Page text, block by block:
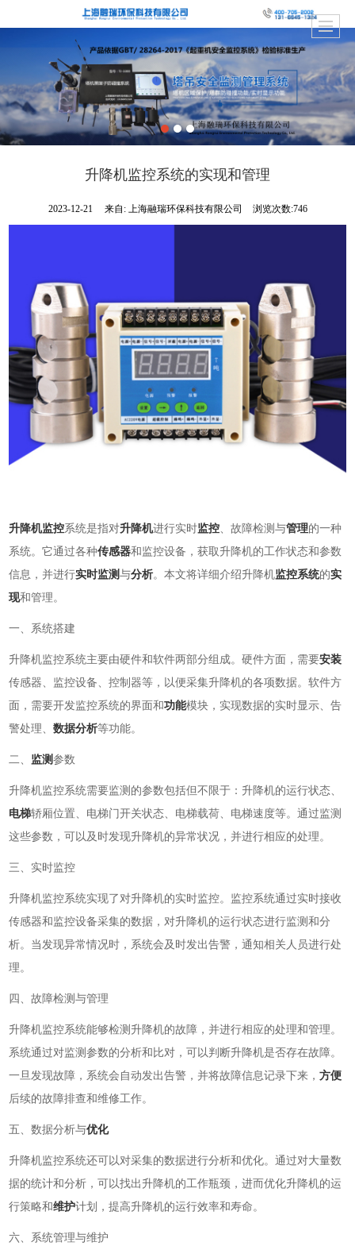
升降机监控系统的实现和管理
2023-12-21 来自: 上海融瑞环保科技有限公司 浏览次数:746
升降机监控系统是指对升降机进行实时监控、故障检测与管理的一种
系统。它通过各种传感器和监控设备，获取升降机的工作状态和参数
信息，并进行实时监测与分析。本文将详细介绍升降机监控系统的实
现和管理。
一、系统搭建
升降机监控系统主要由硬件和软件两部分组成。硬件方面，需要安装
传感器、监控设备、控制器等，以便采集升降机的各项数据。软件方
面，需要开发监控系统的界面和功能模块，实现数据的实时显示、告
警处理、数据分析等功能。
二、 监测参数
升降机监控系统需要监测的参数包括但不限于：升降机的运行状态、
电梯轿厢位置、电梯门开关状态、电梯载荷、电梯速度等。通过监测
这些参数，可以及时发现升降机的异常状况，并进行相应的处理。
三、实时监控
升降机监控系统实现了对升降机的实时监控。监控系统通过实时接收
传感器和监控设备采集的数据，对升降机的运行状态进行监测和分
析。当发现异常情况时，系统会及时发出告警，通知相关人员进行处
理。
四、故障检测与管理
升降机监控系统能够检测升降机的故障，并进行相应的处理和管理。
系统通过对监测参数的分析和比对，可以判断升降机是否存在故障。
一旦发现故障，系统会自动发出告警，并将故障信息记录下来，方便
后续的故障排查和维修工作。
五、数据分析与优化
升降机监控系统还可以对采集的数据进行分析和优化。通过对大量数
据的统计和分析，可以找出升降机的工作瓶颈，进而优化升降机的运
行策略和维护计划，提高升降机的运行效率和寿命。
六、系统管理与维护